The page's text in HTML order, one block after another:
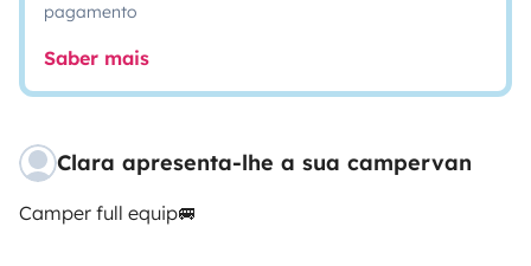
pagamento
Saber mais
Clara apresenta-lhe a sua campervan
Camper full equip🚐